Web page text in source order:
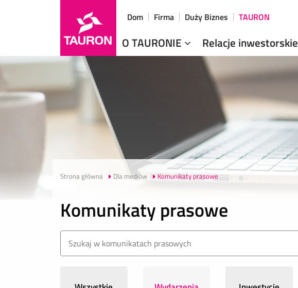
Dom Firma Duży Biznes TAURON
O TAURONIE Relacje inwestorskie
Strona główna Dla mediów Komunikaty prasowe
Komunikaty prasowe